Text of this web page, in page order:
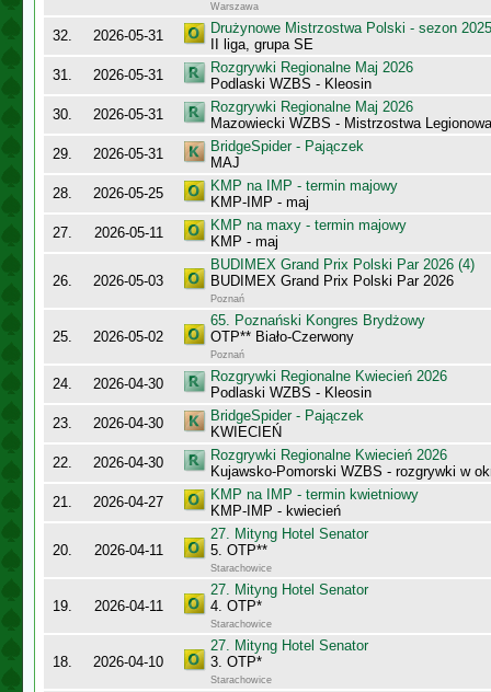
Warszawa
32. 2026-05-31
Drużynowe Mistrzostwa Polski - sezon
II liga, grupa SE
31.
2026-05-31
Rozgrywki Regionalne Maj 2026
Podlaski WZBS - Kleosin
30.
2026-05-31
Rozgrywki Regionalne Maj 2026
Mazowiecki WZBS - Mistrzostwa Legionowa
29.
2026-05-31
BridgeSpider - Pajączek
MAJ
28.
2026-05-25
KMP na IMP - termin majowy
KMP-IMP - maj
27.
2026-05-11
KMP na maxy - termin majowy
KMP - maj
26. 2026-05-03
BUDIMEX Grand Prix Polski Par 2026 (4)
BUDIMEX Grand Prix Polski Par 2026
Poznań
25. 2026-05-02
65. Poznański Kongres Brydżowy
OTP** Biało-Czerwony
Poznań
24. 2026-04-30
Rozgrywki Regionalne Kwiecień 2026
Podlaski WZBS - Kleosin
23.
2026-04-30
BridgeSpider - Pajączek
KWIECIEŃ
22.
2026-04-30
Rozgrywki Regionalne Kwiecień 2026
Kujawsko-Pomorski WZBS - rozgrywki w
21.
2026-04-27
KMP na IMP - termin kwietniowy
KMP-IMP - kwiecień
20. 2026-04-11
27. Mityng Hotel Senator
5. OTP**
Starachowice
19. 2026-04-11
27. Mityng Hotel Senator
4. OTP*
Starachowice
18. 2026-04-10
27. Mityng Hotel Senator
3. OTP*
Starachowice